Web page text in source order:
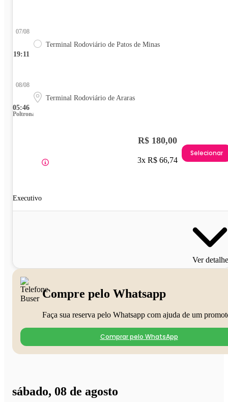
19:11
07/08
Terminal Rodoviário de Patos de Minas
05:46
08/08
Terminal Rodoviário de Araras
Poltrona
Executivo
R$ 180,00
3x R$ 66,74
Selecionar
Ver
Compre pelo Whatsapp
Faça sua reserva pelo Whatsapp com ajuda de um
Comprar pelo WhatsApp
sábado, 08 de agosto